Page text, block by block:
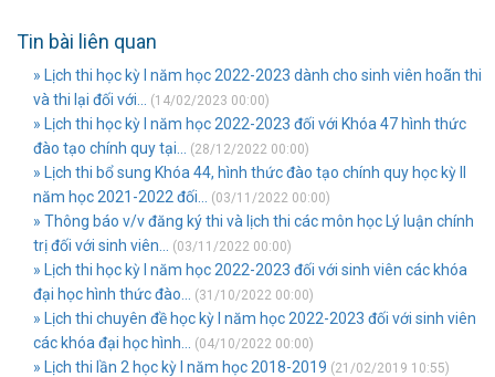
Tin bài liên quan
» Lịch thi học kỳ I năm học 2022-2023 dành cho sinh viên hoãn thi
và thi lại đối với...
(14/02/2023 00:00)
» Lịch thi học kỳ I năm học 2022-2023 đối với Khóa 47 hình thức
đào tạo chính quy tại...
(28/12/2022 00:00)
» Lịch thi bổ sung Khóa 44, hình thức đào tạo chính quy học kỳ II
năm học 2021-2022 đối...
(03/11/2022 00:00)
» Thông báo v/v đăng ký thi và lịch thi các môn học Lý luận chính
trị đối với sinh viên...
(03/11/2022 00:00)
» Lịch thi học kỳ I năm học 2022-2023 đối với sinh viên các khóa
đại học hình thức đào...
(31/10/2022 00:00)
» Lịch thi chuyên đề học kỳ I năm học 2022-2023 đối với sinh viên
các khóa đại học hình...
(04/10/2022 00:00)
» Lịch thi lần 2 học kỳ I năm học 2018-2019 (21/02/2019 10:55)